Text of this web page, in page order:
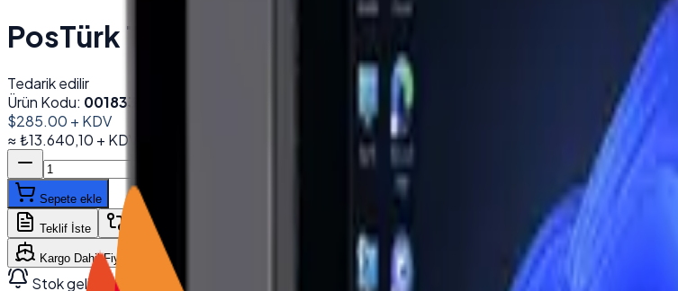
PosTürk TCH-1850M 18.5'' Dokunmatik Monitör
Tedarik edilir
Ürün Kodu: 001833
$285.00 + KDV
≈₺13.640,10 + KDV
Sepete ekle
Teklif İste Karşılaştır
Kargo Dahil Fiyat Hesapla
Stok gelince haber ver